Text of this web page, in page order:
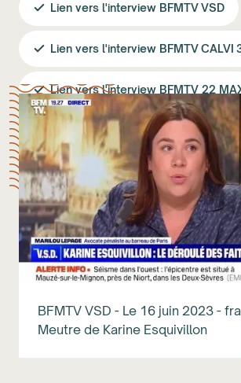
Lien vers l'interview BFMTV VSD
Lien vers l'interview BFMTV CALVI
Lien vers l'interview BFMTV 22
BFMTV VSD - Le 16 juin 2023 -
Meutre de Karine Esquivillon